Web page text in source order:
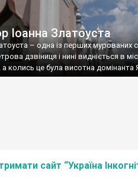
Іоанна Златоуста
– одна із перших мурованих
дзвіниця і нині видніється в
а колись це була висотна домінанта
сайт “Україна